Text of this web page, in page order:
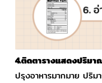
4.ติดตารางแสดงปริมา
ปรุงอาหารมากมาย ปริ